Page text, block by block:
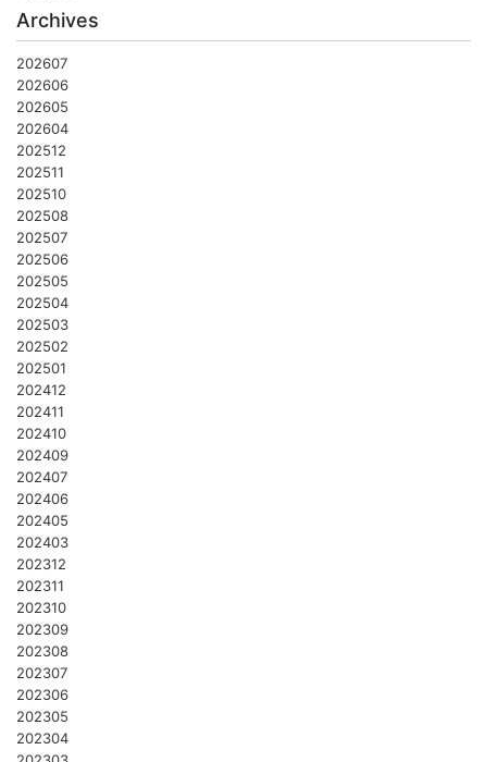
Archives
202607
202606
202605
202604
202512
202511
202510
202508
202507
202506
202505
202504
202503
202502
202501
202412
202411
202410
202409
202407
202406
202405
202403
202312
202311
202310
202309
202308
202307
202306
202305
202304